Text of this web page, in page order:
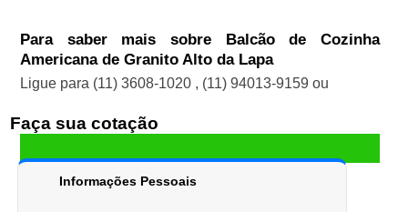
Para saber mais sobre Balcão de Cozinha
Americana de Granito Alto da Lapa
Ligue para (11) 3608-1020 , (11) 94013-9159 ou
Faça sua cotação
Informações Pessoais